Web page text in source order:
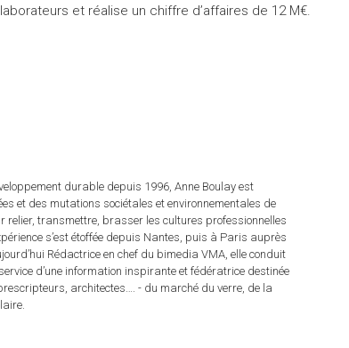
et réalise un chiffre d’affaires de 12 M€.
durable depuis 1996, Anne Boulay est
et des mutations sociétales et environnementales de
relier, transmettre, brasser les cultures professionnelles
s’est étoffée depuis Nantes, puis à Paris auprès
Rédactrice en chef du bimedia VMA, elle conduit
d’une information inspirante et fédératrice destinée
architectes…. - du marché du verre, de la